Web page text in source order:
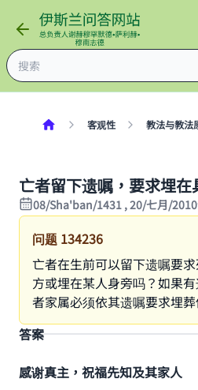
客观性 教法与教法
亡者留下遗嘱，要求埋在
08/Sha'ban/1431 , 20/七月/2010
问题 134236
亡者在生前可以留下遗嘱要
方或埋在某人身旁吗？如果
者家属必须依其遗嘱要求埋葬
答案
感谢真主，祝福先知及其家人